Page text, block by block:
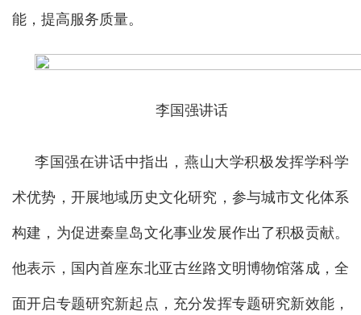
能，提高服务质量。
李国强讲话
李国强在讲话中指出，燕山大学积极发挥学科学
术优势，开展地域历史文化研究，参与城市文化体系
构建，为促进秦皇岛文化事业发展作出了积极贡献。
他表示，国内首座东北亚古丝路文明博物馆落成，全
面开启专题研究新起点，充分发挥专题研究新效能，